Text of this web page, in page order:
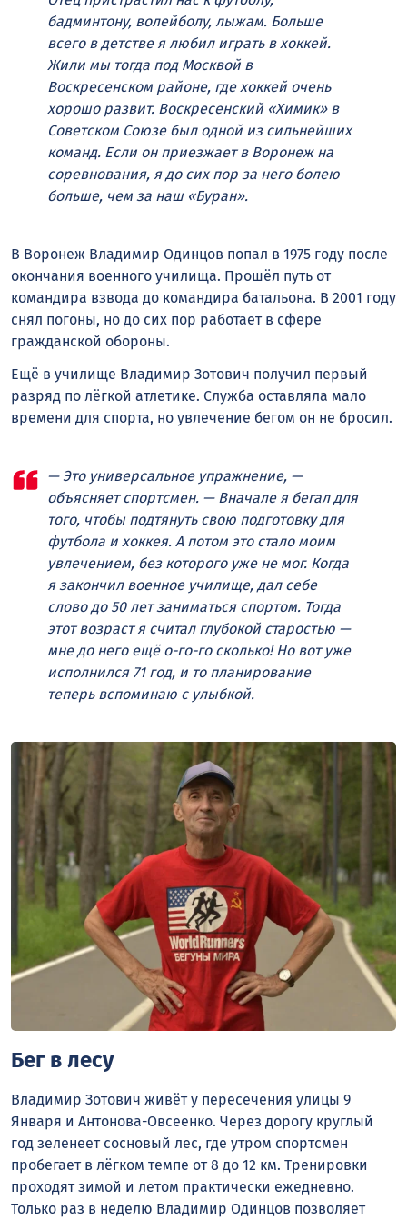
бадминтону, волейболу, лыжам. Больше
всего в детстве я любил играть в хоккей.
Жили мы тогда под Москвой в
Воскресенском районе, где хоккей очень
хорошо развит. Воскресенский «Химик» в
Советском Союзе был одной из сильнейших
команд. Если он приезжает в Воронеж на
соревнования, я до сих пор за него болею
больше, чем за наш «Буран».
В Воронеж Владимир Одинцов попал в 1975 году после
окончания военного училища. Прошёл путь от
командира взвода до командира батальона. В 2001 году
снял погоны, но до сих пор работает в сфере
гражданской обороны.
Ещё в училище Владимир Зотович получил первый
разряд по лёгкой атлетике. Служба оставляла мало
времени для спорта, но увлечение бегом он не бросил.
— Это универсальное упражнение, —
объясняет спортсмен. — Вначале я бегал для
того, чтобы подтянуть свою подготовку для
футбола и хоккея. А потом это стало моим
увлечением, без которого уже не мог. Когда
я закончил военное училище, дал себе
слово до 50 лет заниматься спортом. Тогда
этот возраст я считал глубокой старостью —
мне до него ещё о-го-го сколько! Но вот уже
исполнился 71 год, и то планирование
теперь вспоминаю с улыбкой.
Бег в лесу
Владимир Зотович живёт у пересечения улицы 9
Января и Антонова-Овсеенко. Через дорогу круглый
год зеленеет сосновый лес, где утром спортсмен
пробегает в лёгком темпе от 8 до 12 км. Тренировки
проходят зимой и летом практически ежедневно.
Только раз в неделю Владимир Одинцов позволяет